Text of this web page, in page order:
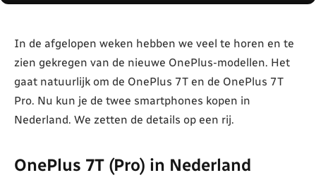
In de afgelopen weken hebben we veel te horen en te
zien gekregen van de nieuwe OnePlus-modellen. Het
gaat natuurlijk om de OnePlus 7T en de OnePlus 7T
Pro. Nu kun je de twee smartphones kopen in
Nederland. We zetten de details op een rij.
OnePlus 7T (Pro) in Nederland